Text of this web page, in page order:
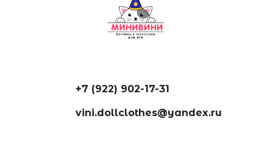
+7 (922) 902-17-31
vini.dollclothes@yandex.ru